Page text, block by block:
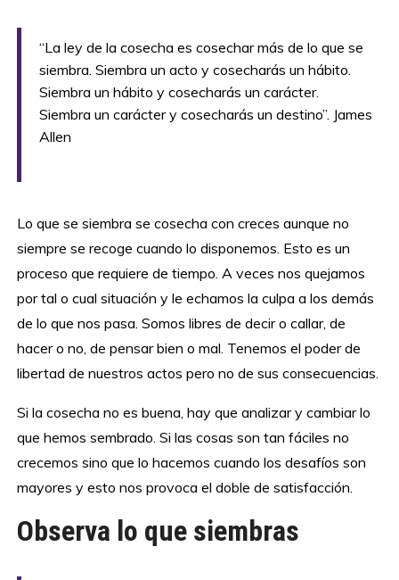
“La ley de la cosecha es cosechar más de lo que se
siembra. Siembra un acto y cosecharás un hábito.
Siembra un hábito y cosecharás un carácter.
Siembra un carácter y cosecharás un destino”. James
Allen
Lo que se siembra se cosecha con creces aunque no
siempre se recoge cuando lo disponemos. Esto es un
proceso que requiere de tiempo. A veces nos quejamos
por tal o cual situación y le echamos la culpa a los demás
de lo que nos pasa. Somos libres de decir o callar, de
hacer o no, de pensar bien o mal. Tenemos el poder de
libertad de nuestros actos pero no de sus consecuencias.
Si la cosecha no es buena, hay que analizar y cambiar lo
que hemos sembrado. Si las cosas son tan fáciles no
crecemos sino que lo hacemos cuando los desafíos son
mayores y esto nos provoca el doble de satisfacción.
Observa lo que siembras